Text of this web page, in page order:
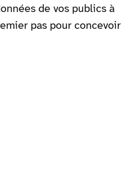
de vos publics à
pas pour concevoir